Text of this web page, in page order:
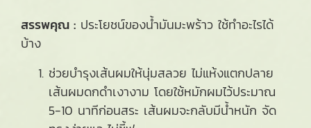
สรรพคุณ : ประโยชน์ของน้ำมันมะพร้าว ใช้ทำอะไรได้
บ้าง
ช่วยบำรุงเส้นผมให้นุ่มสลวย ไม่แห้งแตกปลาย
เส้นผมดกดำเงางาม โดยใช้หมักผมไว้ประมาณ
5-10 นาทีก่อนสระ เส้นผมจะกลับมีน้ำหนัก จัด